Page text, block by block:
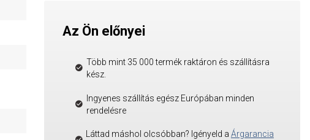
Az Ön előnyei
Több mint 35 000 termék raktáron és szállításra
kész.
Ingyenes szállítás egész Európában minden
rendelésre
Láttad máshol olcsóbban? Igényeld a Árgarancia